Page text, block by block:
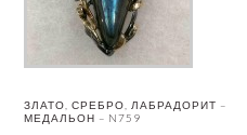
ЗЛАТО, СРЕБРО, ЛАБРАДОРИТ –
МЕДАЛЬОН – N759